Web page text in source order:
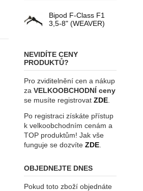
Bipod F-Class F1
3,5-8" (WEAVER)
NEVIDÍTE CENY
PRODUKTŮ?
Pro zviditelnění cen a nákup
zaVELKOOBCHODNÍ ceny
se musíte registrovatZDE.
Po registraci získáte přístup
k velkoobchodním cenám a
TOP produktům! Jak vše
funguje se dozvíte ZDE
OBJEDNEJTE DNES
Pokud toto zboží objednáte